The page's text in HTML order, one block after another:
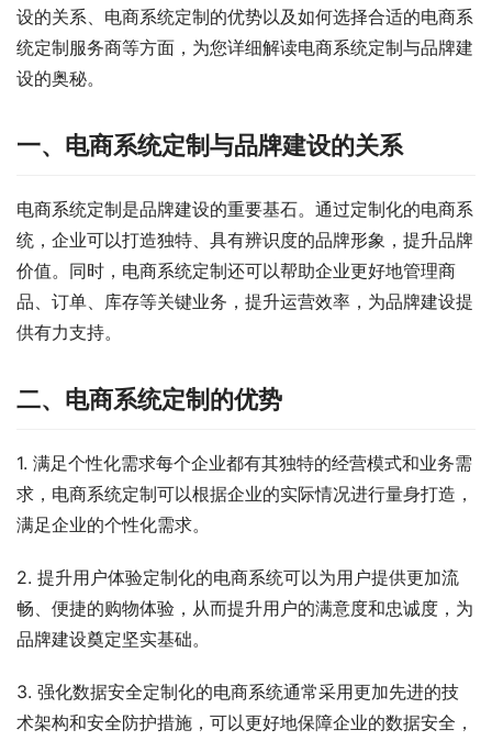
设的关系、电商系统定制的优势以及如何选择合适的电商系
统定制服务商等方面，为您详细解读电商系统定制与品牌建
设的奥秘。
一、电商系统定制与品牌建设的关系
电商系统定制是品牌建设的重要基石。通过定制化的电商系
统，企业可以打造独特、具有辨识度的品牌形象，提升品牌
价值。同时，电商系统定制还可以帮助企业更好地管理商
品、订单、库存等关键业务，提升运营效率，为品牌建设提
供有力支持。
二、电商系统定制的优势
1. 满足个性化需求每个企业都有其独特的经营模式和业务需
求，电商系统定制可以根据企业的实际情况进行量身打造，
满足企业的个性化需求。
2. 提升用户体验定制化的电商系统可以为用户提供更加流
畅、便捷的购物体验，从而提升用户的满意度和忠诚度，为
品牌建设奠定坚实基础。
3. 强化数据安全定制化的电商系统通常采用更加先进的技
术架构和安全防护措施，可以更好地保障企业的数据安全，